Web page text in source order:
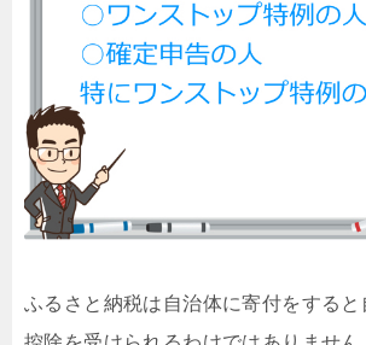
ふるさと納税は自治体に寄付をする